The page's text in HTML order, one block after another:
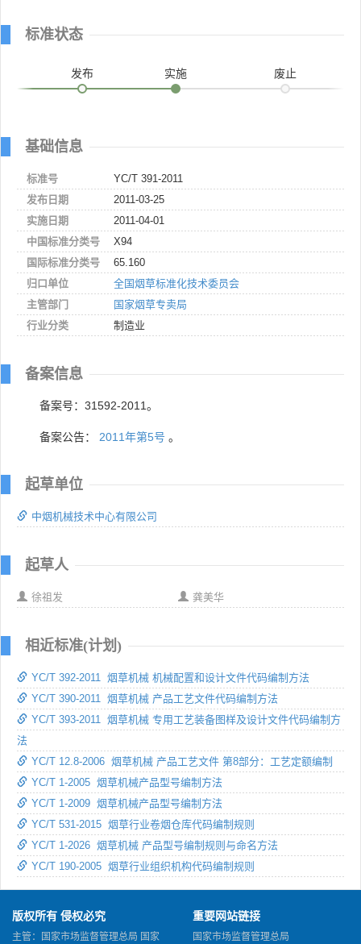
标准状态
发布 实施 废止
基础信息
标准号
YC/T 391-2011
发布日期
2011-03-25
实施日期
2011-04-01
中国标准分类号
X94
国际标准分类号
65.160
归口单位
全国烟草标准化技术委员会
主管部门
国家烟草专卖局
行业分类
制造业
备案信息
备案号：31592-2011。
备案公告： 2011年第5号 。
起草单位
中烟机械技术中心有限公司
起草人
徐祖发 龚美华
相近标准(计划)
YC/T 392-2011 烟草机械 机械配置和设计文件代码编制方法
YC/T 390-2011 烟草机械 产品工艺文件代码编制方法
YC/T 393-2011 烟草机械 专用工艺装备图样及设计文件代码编制方
法
YC/T 12.8-2006 烟草机械 产品工艺文件 第8部分：工艺定额编制
YC/T 1-2005 烟草机械产品型号编制方法
YC/T 1-2009 烟草机械产品型号编制方法
YC/T 531-2015 烟草行业卷烟仓库代码编制规则
YC/T 1-2026 烟草机械 产品型号编制规则与命名方法
YC/T 190-2005 烟草行业组织机构代码编制规则
版权所有 侵权必究
主管：国家市场监督管理总局 国家
重要网站链接
国家市场监督管理总局